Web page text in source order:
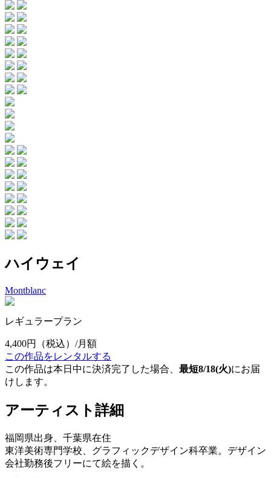
ハイウェイ
Montblanc
レギュラープラン
4,400円
（税込）/月額
この作品をレンタルする
この作品は本日中に決済完了した場合、 最短8/18(火)にお届
けします。
アーティスト詳細
福岡県出身、千葉県在住
東洋美術専門学校、グラフィックデザイン科卒業。デザイン
会社勤務後フリーにて絵を描く。